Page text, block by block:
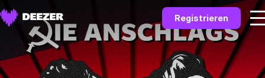
Registrieren